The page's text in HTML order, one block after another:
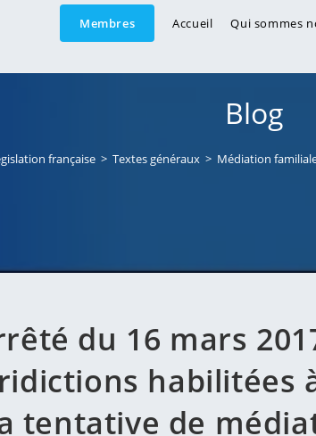
Membres Accueil Qui sommes
Blog
française > Textes généraux > Médiation
du 16 mars
habilitées
tentative de